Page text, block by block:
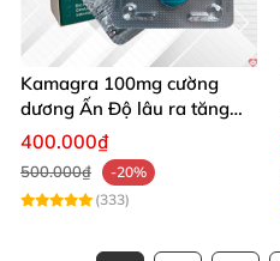
Kamagra 100mg cường
dương Ấn Độ lâu ra tăng
cường sinh lý nam
400.000₫
500.000₫
-20%
(333)